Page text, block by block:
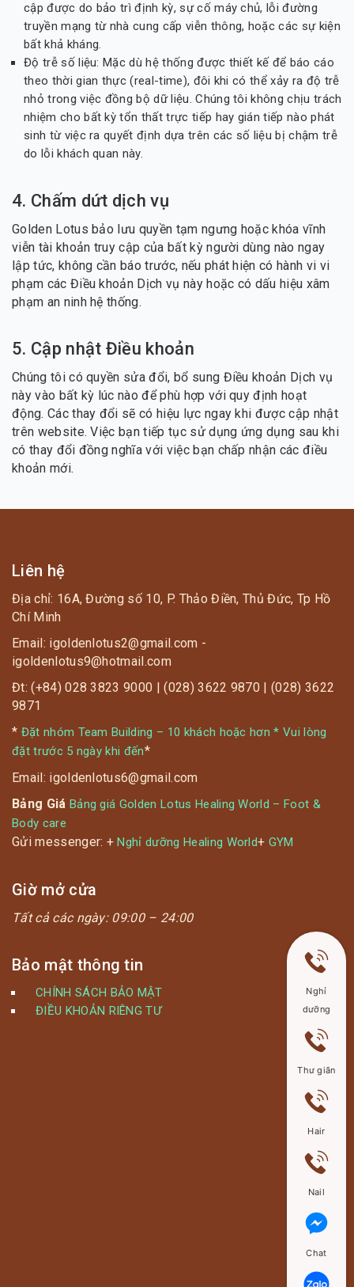
cập được do bảo trì định kỳ, sự cố máy chủ, lỗi đường
truyền mạng từ nhà cung cấp viễn thông, hoặc các sự kiện
bất khả kháng.
Độ trễ số liệu: Mặc dù hệ thống được thiết kế để báo cáo
theo thời gian thực (real-time), đôi khi có thể xảy ra độ trễ
nhỏ trong việc đồng bộ dữ liệu. Chúng tôi không chịu trách
nhiệm cho bất kỳ tổn thất trực tiếp hay gián tiếp nào phát
sinh từ việc ra quyết định dựa trên các số liệu bị chậm trễ
do lỗi khách quan này.
4. Chấm dứt dịch vụ
Golden Lotus bảo lưu quyền tạm ngưng hoặc khóa vĩnh
viễn tài khoản truy cập của bất kỳ người dùng nào ngay
lập tức, không cần báo trước, nếu phát hiện có hành vi vi
phạm các Điều khoản Dịch vụ này hoặc có dấu hiệu xâm
phạm an ninh hệ thống.
5. Cập nhật Điều khoản
Chúng tôi có quyền sửa đổi, bổ sung Điều khoản Dịch vụ
này vào bất kỳ lúc nào để phù hợp với quy định hoạt
động. Các thay đổi sẽ có hiệu lực ngay khi được cập nhật
trên website. Việc bạn tiếp tục sử dụng ứng dụng sau khi
có thay đổi đồng nghĩa với việc bạn chấp nhận các điều
khoản mới.
Liên hệ
Địa chỉ: 16A, Đường số 10, P. Thảo Điền, Thủ Đức, Tp Hồ
Chí Minh
Email: igoldenlotus2@gmail.com -
igoldenlotus9@hotmail.com
Đt: (+84) 028 3823 9000 | (028) 3622 9870 | (028) 3622
9871
* Đặt nhóm Team Building – 10 khách hoặc hơn * Vui lòng
đặt trước 5 ngày khi đến*
Email: igoldenlotus6@gmail.com
Bảng Giá Bảng giá Golden Lotus Healing World – Foot &
Body care
Gửi messenger: +Nghỉ dưỡng Healing World+ GYM
Giờ mở cửa
Tất cả các ngày: 09:00 – 24:00
Bảo mật thông tin
CHÍNH SÁCH BẢO MẬT
ĐIỀU KHOẢN RIÊNG TƯ
Nghỉ
dưỡng
Thư giãn
Hair
Nail
Chat